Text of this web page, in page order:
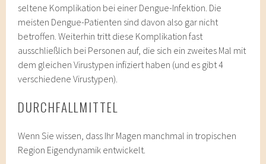
seltene Komplikation bei einer Dengue-Infektion. Die
meisten Dengue-Patienten sind davon also gar nicht
betroffen. Weiterhin tritt diese Komplikation fast
ausschließlich bei Personen auf, die sich ein zweites Mal mit
dem gleichen Virustypen infiziert haben (und es gibt 4
verschiedene Virustypen).
DURCHFALLMITTEL
Wenn Sie wissen, dass Ihr Magen manchmal in tropischen
Region Eigendynamik entwickelt.